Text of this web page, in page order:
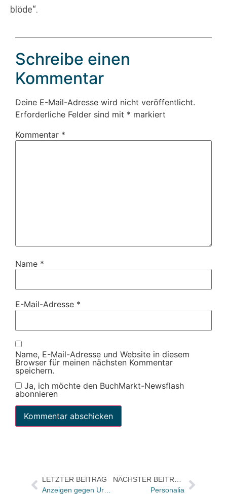
blöde“.
Schreibe einen
Kommentar
Deine E-Mail-Adresse wird nicht veröffentlicht.
Erforderliche Felder sind mit * markiert
Kommentar *
Name *
E-Mail-Adresse *
Name, E-Mail-Adresse und Website in diesem
Browser für meinen nächsten Kommentar
speichern.
Ja, ich möchte den BuchMarkt-Newsflash
abonnieren
LETZTER BEITRAG
Anzeigen gegen Urhebervertragsrecht
Personalia